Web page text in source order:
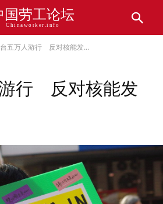
国劳工论坛
Chinaworker.info
五万人游行 反对核能发...
行 反对核能发